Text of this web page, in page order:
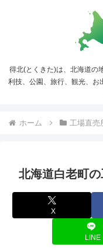
得北(とくきた)は、北海道の
利技、公園、旅行、観光、お
ホーム 工場直売
北海道白老町
X
LINE